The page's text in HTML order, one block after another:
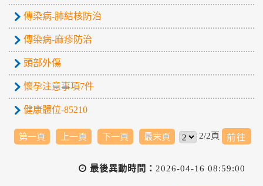
傳染病-肺結核防治
傳染病-麻疹防治
頭部外傷
懷孕注意事項7件
健康體位-85210
第一頁 上一頁 下一頁 最末頁 2/2頁
最後異動時間： 2026-04-16 08:59:00